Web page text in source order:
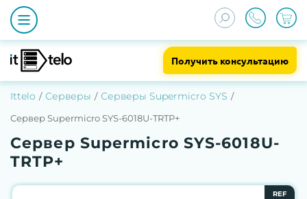
Получить консультацию
Ittelo Серверы Серверы Supermicro SYS
Сервер Supermicro SYS-6018U-TRTP+
Сервер Supermicro SYS-6018U-
TRTP+
REF